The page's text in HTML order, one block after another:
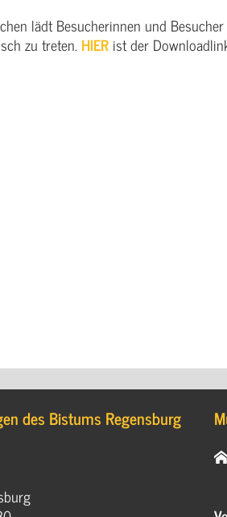
lädt Besucherinnen und Besucher
zu treten.HIER ist der
des Bistums Regensburg